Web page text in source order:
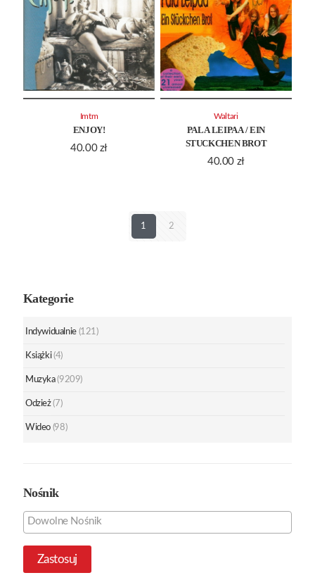
ENJOY!
40.00 zł
Imtm
PALA LEIPAA / EIN
STUCKCHEN BROT
40.00 zł
Waltari
1 2
Kategorie
Indywidualnie (121)
Książki (4)
Muzyka (9209)
Odzież (7)
Wideo (98)
Nośnik
Zastosuj